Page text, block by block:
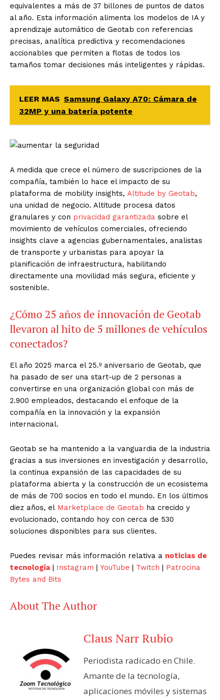
equivalentes a más de 37 billones de puntos de datos
al año. Esta información alimenta los modelos de IA y
aprendizaje automático de Geotab con referencias
precisas, analítica predictiva y recomendaciones
accionables que permiten a flotas de todos los
tamaños tomar decisiones más inteligentes y rápidas.
LEER MAS Samsung Galaxy A70: Cámara de
32MP y una batería potente
A medida que crece el número de suscripciones de la
compañía, también lo hace el impacto de su
plataforma de mobility insights, Altitude by Geotab,
una unidad de negocio. Altitude procesa datos
granulares y con privacidad garantizada sobre el
movimiento de vehículos comerciales, ofreciendo
insights clave a agencias gubernamentales, analistas
de transporte y urbanistas para apoyar la
planificación de infraestructura, habilitando
directamente una movilidad más segura, eficiente y
sostenible.
¿Cómo 25 años de innovación de Geotab
llevaron al hito de 5 millones de vehículos
conectados?
El año 2025 marca el 25.º aniversario de Geotab, que
ha pasado de ser una start-up de 2 personas a
convertirse en una organización global con más de
2.900 empleados, destacando el enfoque de la
compañía en la innovación y la expansión
internacional.
Geotab se ha mantenido a la vanguardia de la industria
gracias a sus inversiones en investigación y desarrollo,
la continua expansión de las capacidades de su
plataforma abierta y la construcción de un ecosistema
de más de 700 socios en todo el mundo. En los últimos
diez años, el Marketplace de Geotab ha crecido y
evolucionado, contando hoy con cerca de 530
soluciones disponibles para sus clientes.
Puedes revisar más información relativa a noticias de
tecnología | Instagram | YouTube | Twitch | Patrocina
Bytes and Bits
About The Author
Claus Narr Rubio
Periodista radicado en Chile.
Amante de la tecnología,
aplicaciones móviles y sistemas